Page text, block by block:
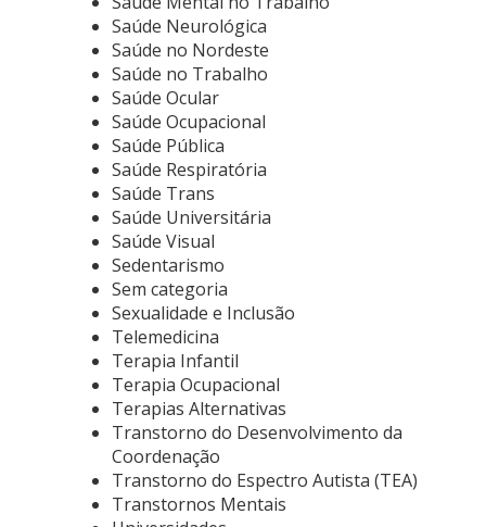
Saúde Neurológica
Saúde no Nordeste
Saúde no Trabalho
Saúde Ocular
Saúde Ocupacional
Saúde Pública
Saúde Respiratória
Saúde Trans
Saúde Universitária
Saúde Visual
Sedentarismo
Sem categoria
Sexualidade e Inclusão
Telemedicina
Terapia Infantil
Terapia Ocupacional
Terapias Alternativas
Transtorno do Desenvolvimento da
Coordenação
Transtorno do Espectro Autista (TEA)
Transtornos Mentais